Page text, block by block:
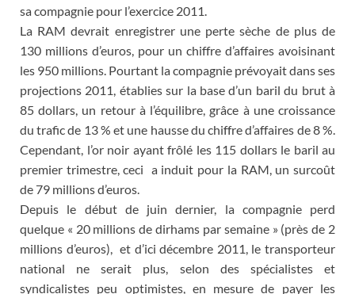
sa compagnie pour l’exercice 2011.
La RAM devrait enregistrer une perte sèche de plus de
130 millions d’euros, pour un chiffre d’affaires avoisinant
les 950 millions. Pourtant la compagnie prévoyait dans ses
projections 2011, établies sur la base d’un baril du brut à
85 dollars, un retour à l’équilibre, grâce à une croissance
du trafic de 13 % et une hausse du chiffre d’affaires de 8 %.
Cependant, l’or noir ayant frôlé les 115 dollars le baril au
premier trimestre, ceci a induit pour la RAM, un surcoût
de 79 millions d’euros.
Depuis le début de juin dernier, la compagnie perd
quelque « 20 millions de dirhams par semaine » (près de 2
millions d’euros), et d’ici décembre 2011, le transporteur
national ne serait plus, selon des spécialistes et
syndicalistes peu optimistes, en mesure de payer les